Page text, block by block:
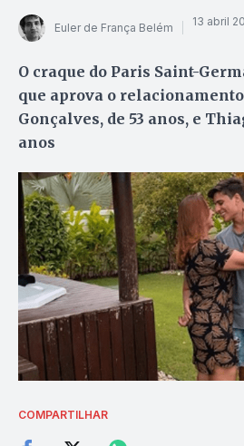
Euler de França Belém 13 abril
O craque do Paris Saint-
que aprova o
Gonçalves, de 53 anos, e
anos
COMPARTILHAR